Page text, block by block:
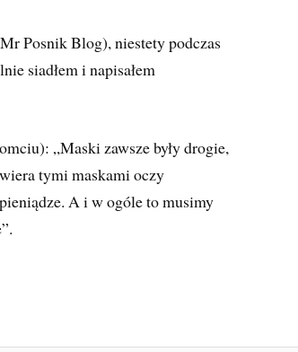
Posnik Blog), niestety podczas
siadłem i napisałem
„Maski zawsze były drogie,
tymi maskami oczy
A i w ogóle to musimy